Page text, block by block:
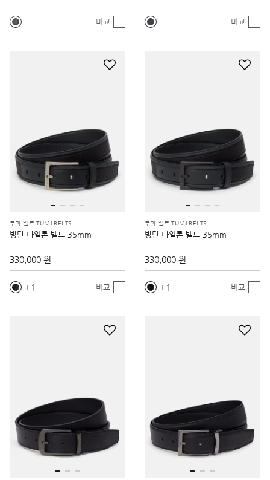
비교 비교
투미 벨트 TUMI BELTS
방탄 나일론 벨트 35mm
330,000 원
1 비교
투미 벨트 TUMI BELTS
방탄 나일론 벨트 35mm
330,000 원
1 비교